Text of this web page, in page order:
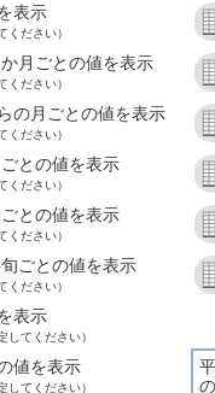
表示
ください）
月ごとの値を表示
ください）
の月ごとの値を表示
ください）
との値を表示
ください）
との値を表示
ください）
ごとの値を表示
ください）
表示
してください）
値を表示
してください）